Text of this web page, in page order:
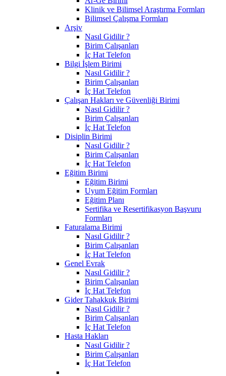
Klinik ve Bilimsel Araştırma Formları
Bilimsel Çalışma Formları
Arşiv
Nasıl Gidilir ?
Birim Çalışanları
İç Hat Telefon
Bilgi İşlem Birimi
Nasıl Gidilir ?
Birim Çalışanları
İç Hat Telefon
Çalışan Hakları ve Güvenliği Birimi
Nasıl Gidilir ?
Birim Çalışanları
İç Hat Telefon
Disiplin Birimi
Nasıl Gidilir ?
Birim Çalışanları
İç Hat Telefon
Eğitim Birimi
Eğitim Birimi
Uyum Eğitim Formları
Eğitim Planı
Sertifika ve Resertifikasyon Başvuru
Formları
Faturalama Birimi
Nasıl Gidilir ?
Birim Çalışanları
İç Hat Telefon
Genel Evrak
Nasıl Gidilir ?
Birim Çalışanları
İç Hat Telefon
Gider Tahakkuk Birimi
Nasıl Gidilir ?
Birim Çalışanları
İç Hat Telefon
Hasta Hakları
Nasıl Gidilir ?
Birim Çalışanları
İç Hat Telefon